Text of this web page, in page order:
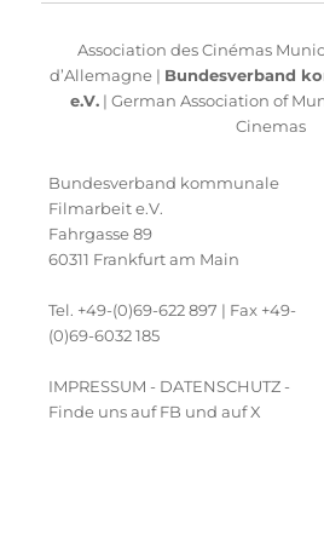
Association des Cinémas
d’Allemagne | Bundesverband
e.V.| German Association of
Cinemas
Bundesverband kommunale
Filmarbeit e.V.
Fahrgasse 89
60311 Frankfurt am Main
Tel. +49-(0)69-622 897 | Fax +49-
(0)69-6032 185
IMPRESSUM - DATENSCHUTZ-
Finde uns auf FB und aufX